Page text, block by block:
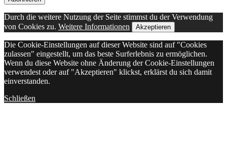
Durch die weitere Nutzung der Seite stimmst du der Verwendung
von Cookies zu. Weitere Informationen Akzeptieren
Die Cookie-Einstellungen auf dieser Website sind auf "Cookies
zulassen" eingestellt, um das beste Surferlebnis zu ermöglichen.
Wenn du diese Website ohne Änderung der Cookie-Einstellungen
verwendest oder auf "Akzeptieren" klickst, erklärst du sich damit
einverstanden.
Schließen